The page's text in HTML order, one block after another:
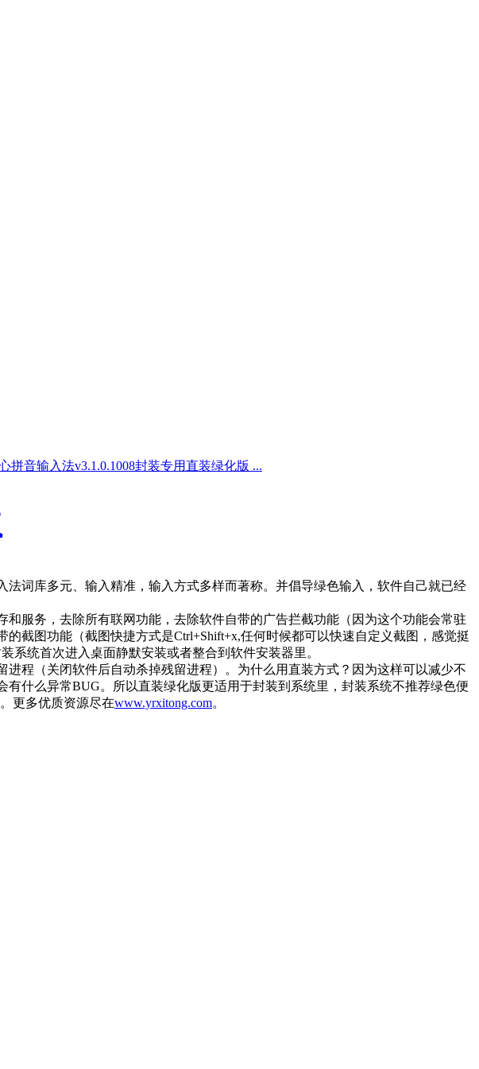
拼音输入法v3.1.0.1008封装专用直装绿化版 ...
词库多元、输入精准，输入方式多样而著称。并倡导绿色输入，软件自己就已经
服务，去除所有联网功能，去除软件自带的广告拦截功能（因为这个功能会常驻
截图功能（截图快捷方式是Ctrl+Shift+x,任何时候都可以快速自定义截图，感觉挺
系统首次进入桌面静默安装或者整合到软件安装器里。
程（关闭软件后自动杀掉残留进程）。为什么用直装方式？因为这样可以减少不
什么异常BUG。所以直装绿化版更适用于封装到系统里，封装系统不推荐绿色便
更多优质资源尽在www.yrxitong.com。